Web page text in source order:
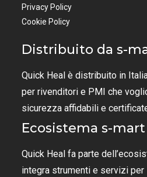
Privacy Policy
Cookie Policy
Distribuito da s-
Quick Heal è distribuito in
per rivenditori e PMI che
sicurezza affidabili e
Ecosistema s-mart
Quick Heal fa parte
integra strumenti e servizi